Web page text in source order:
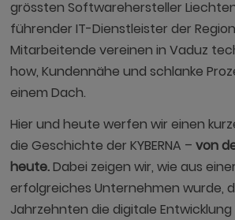
grössten Softwarehersteller
führender IT-Dienstleister der
Mitarbeitende vereinen in Vaduz
how, Kundennähe und schlanke
einem Dach.
Hier und heute werfen wir einen
die Geschichte der KYBERNA – von
heute.Dabei zeigen wir, wie aus
erfolgreiches Unternehmen wurde,
Jahrzehnten die digitale